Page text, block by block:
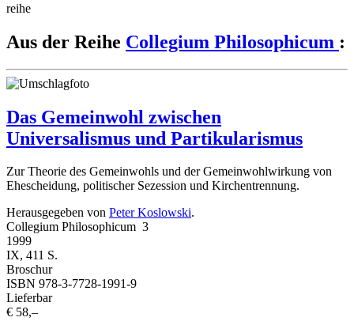
reihe
Aus der Reihe Collegium Philosophicum :
Das Gemeinwohl zwischen
Universalismus und Partikularismus
Zur Theorie des Gemeinwohls und der Gemeinwohlwirkung von
Ehescheidung, politischer Sezession und Kirchentrennung.
Herausgegeben von Peter Koslowski.
Collegium Philosophicum 3
1999
IX, 411 S.
Broschur
ISBN 978-3-7728-1991-9
Lieferbar
€ 58,–